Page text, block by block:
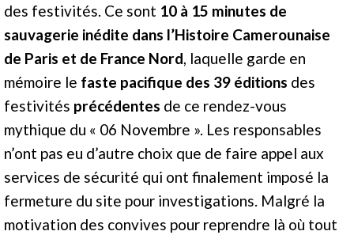
des festivités. Ce sont 10 à 15 minutes de
sauvagerie inédite dans l’Histoire Camerounaise
de Paris et de France Nord, laquelle garde en
mémoire le faste pacifique des 39 éditions des
festivités précédentes de ce rendez-vous
mythique du « 06 Novembre ». Les responsables
n’ont pas eu d’autre choix que de faire appel aux
services de sécurité qui ont finalement imposé la
fermeture du site pour investigations. Malgré la
motivation des convives pour reprendre là où tout